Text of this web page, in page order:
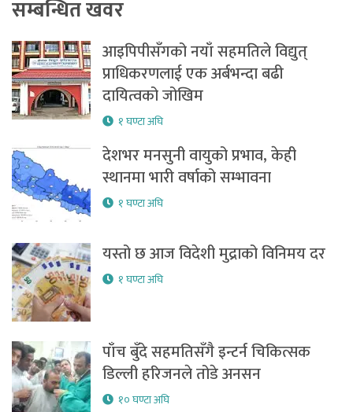
सम्बन्धित खवर
आइपिपीसँगको नयाँ सहमतिले विद्युत्
प्राधिकरणलाई एक अर्बभन्दा बढी
दायित्वको जोखिम
१ घण्टा अघि
देशभर मनसुनी वायुको प्रभाव, केही
स्थानमा भारी वर्षाको सम्भावना
१ घण्टा अघि
यस्तो छ आज विदेशी मुद्राको विनिमय दर
१ घण्टा अघि
पाँच बुँदे सहमतिसँगै इन्टर्न चिकित्सक
डिल्ली हरिजनले तोडे अनसन
१० घण्टा अघि